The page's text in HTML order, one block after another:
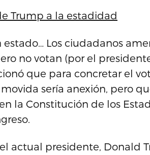
Trump a la estadidad
estado… Los ciudadanos
no votan (por el
que para concretar el
sería anexión, pero
la Constitución de los
actual presidente, Donald